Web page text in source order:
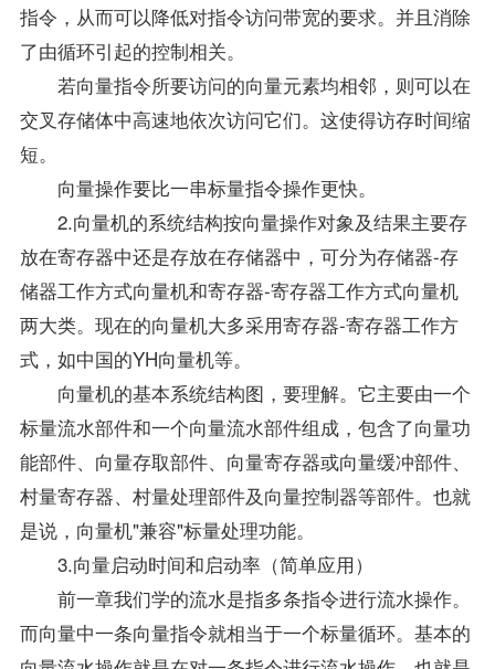
指令，从而可以降低对指令访问带宽的要求。并且消除
了由循环引起的控制相关。
若向量指令所要访问的向量元素均相邻，则可以在
交叉存储体中高速地依次访问它们。这使得访存时间缩
短。
向量操作要比一串标量指令操作更快。
2.向量机的系统结构按向量操作对象及结果主要存
放在寄存器中还是存放在存储器中，可分为存储器-存
储器工作方式向量机和寄存器-寄存器工作方式向量机
两大类。现在的向量机大多采用寄存器-寄存器工作方
式，如中国的YH向量机等。
向量机的基本系统结构图，要理解。它主要由一个
标量流水部件和一个向量流水部件组成，包含了向量功
能部件、向量存取部件、向量寄存器或向量缓冲部件、
村量寄存器、村量处理部件及向量控制器等部件。也就
是说，向量机"兼容"标量处理功能。
3.向量启动时间和启动率（简单应用）
前一章我们学的流水是指多条指令进行流水操作。
而向量中一条向量指令就相当于一个标量循环。基本的